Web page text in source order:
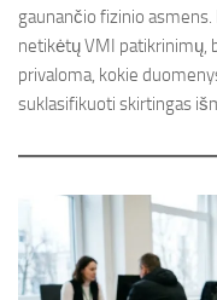
gaunančio fizinio
netikėtų VMI patikrinimų,
privaloma, kokie
suklasifikuoti skirtingas